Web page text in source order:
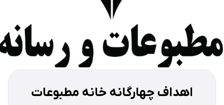
اهداف چهارگانه خانه مطبوعات